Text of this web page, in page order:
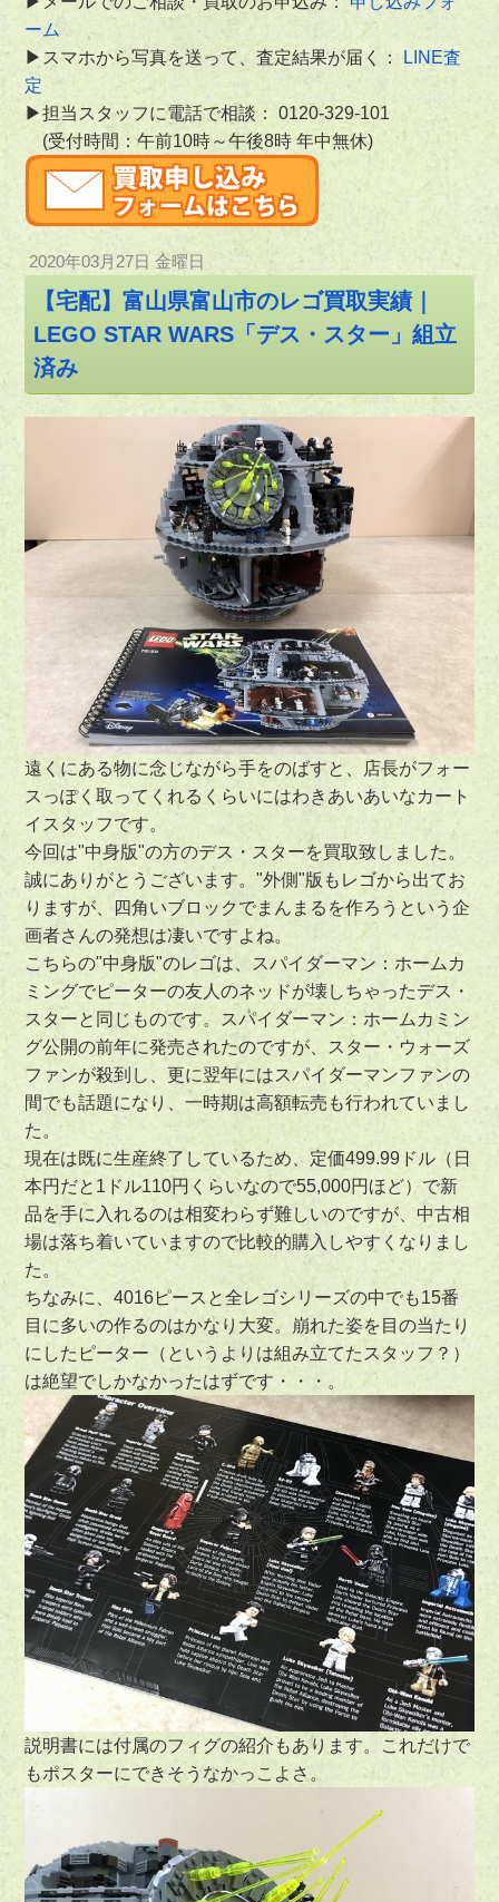
ーム
▶スマホから写真を送って、査定結果が届く：
LINE査
定
▶担当スタッフに電話で相談：
0120-329-101
(受付時間：午前10時～午後8時 年中無休)
2020年03月27日 金曜日
【宅配】富山県富山市のレゴ買取実績｜
LEGO STAR WARS「デス・スター」組立
済み
遠くにある物に念じながら手をのばすと、店長がフォー
スっぽく取ってくれるくらいにはわきあいあいなカート
イスタッフです。
今回は"中身版"の方のデス・スターを買取致しました。
誠にありがとうございます。"外側"版もレゴから出てお
りますが、四角いブロックでまんまるを作ろうという企
画者さんの発想は凄いですよね。
こちらの"中身版"のレゴは、スパイダーマン：ホームカ
ミングでピーターの友人のネッドが壊しちゃったデス・
スターと同じものです。スパイダーマン：ホームカミン
グ公開の前年に発売されたのですが、スター・ウォーズ
ファンが殺到し、更に翌年にはスパイダーマンファンの
間でも話題になり、一時期は高額転売も行われていまし
た。
現在は既に生産終了しているため、定価499.99ドル（日
本円だと1ドル110円くらいなので55,000円ほど）で新
品を手に入れるのは相変わらず難しいのですが、中古相
場は落ち着いていますので比較的購入しやすくなりまし
た。
ちなみに、4016ピースと全レゴシリーズの中でも15番
目に多いの作るのはかなり大変。崩れた姿を目の当たり
にしたピーター（というよりは組み立てたスタッフ？）
は絶望でしかなかったはずです・・・。
説明書には付属のフィグの紹介もあります。これだけで
もポスターにできそうなかっこよさ。